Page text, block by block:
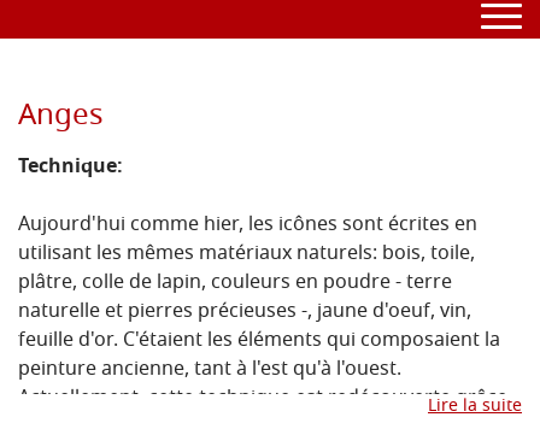
Anges
Technique:
Aujourd'hui comme hier, les icônes sont écrites en
utilisant les mêmes matériaux naturels: bois, toile,
plâtre, colle de lapin, couleurs en poudre - terre
naturelle et pierres précieuses -, jaune d'oeuf, vin,
feuille d'or. C'étaient les éléments qui composaient la
peinture ancienne, tant à l'est qu'à l'ouest.
Actuellement, cette technique est redécouverte grâce
Lire la suite